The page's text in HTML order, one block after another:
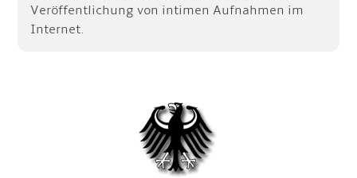
Veröffentlichung von intimen Aufnahmen im
Internet.